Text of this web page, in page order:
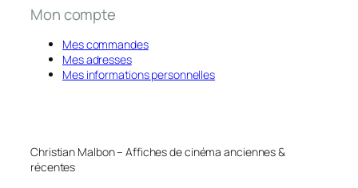
Mon compte
Mes commandes
Mes adresses
Mes informations personnelles
Christian Malbon – Affiches de cinéma anciennes &
récentes